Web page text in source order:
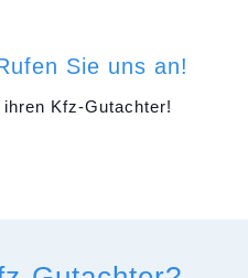
Sie uns an!
Kfz-Gutachter!